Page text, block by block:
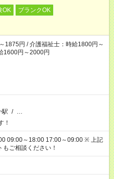
OK
ブランクOK
1875円 / 介護福祉士：時給1800円～
1600円～2000円
駅 / …
！
～18:00 17:00～09:00 ※ 上記
ご相談ください！